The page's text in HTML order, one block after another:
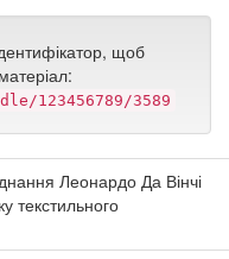
щоб
123456789/3589
Леонардо Да Вінчі
текстильного